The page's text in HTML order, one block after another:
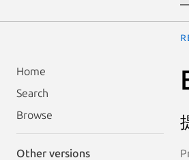
Home
Search
Browse
Other versions